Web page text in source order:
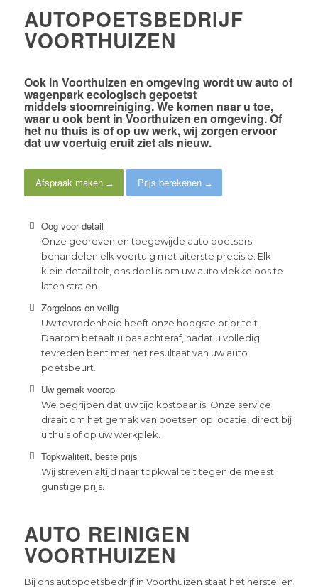
AUTOPOETSBEDRIJF
VOORTHUIZEN
Ook in Voorthuizen en omgeving wordt uw auto of
wagenparkecologisch gepoetst
middelsstoomreiniging. We komen naar u toe,
waar u ook bent in Voorthuizen en omgeving. Of
het nu thuis is of op uw werk,wij zorgen ervoor
dat uw voertuig eruit ziet als nieuw.
Afspraak maken Prijs berekenen
Oog voor detail
Onze gedreven en toegewijde auto poetsers
behandelen elk voertuig met uiterste precisie. Elk
klein detail telt, ons doel is om uw auto vlekkeloos te
laten stralen.
Zorgeloos en veilig
Uw tevredenheid heeft onze hoogste prioriteit.
Daarom betaalt u pas achteraf, nadat u volledig
tevreden bent met het resultaat van uw auto
poetsbeurt.
Uw gemak voorop
We begrijpen dat uw tijd kostbaar is. Onze service
draait om het gemak van poetsen op locatie, direct bij
u thuis of op uw werkplek.
Topkwaliteit, beste prijs
Wij streven altijd naar topkwaliteit tegen de meest
gunstige prijs.
AUTO REINIGEN
VOORTHUIZEN
Bij ons autopoetsbedrijf in Voorthuizen staat het herstellen